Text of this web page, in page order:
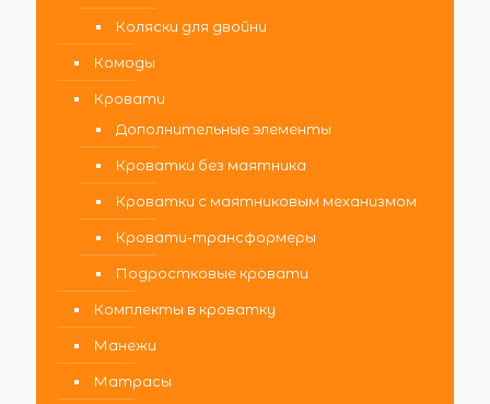
Коляски для двойни
Комоды
Кровати
Дополнительные элементы
Кроватки без маятника
Кроватки с маятниковым механизмом
Кровати-трансформеры
Подростковые кровати
Комплекты в кроватку
Манежи
Матрасы